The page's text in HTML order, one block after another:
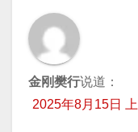
金刚樊行说道：
2025年8月15日